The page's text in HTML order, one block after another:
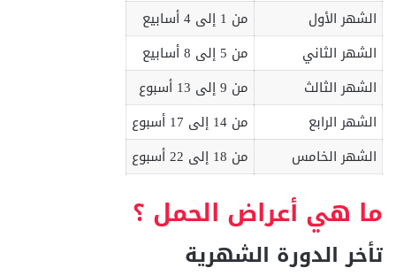
الشهر الأول
من 1 إلى 4 أسابيع
الشهر الثاني
من 5 إلى 8 أسابيع
الشهر الثالث
من 9 إلى 13 أسبوع
الشهر الرابع
من 14 إلى 17 أسبوع
الشهر الخامس
من 18 إلى 22 أسبوع
الشهر السابع
من 28 إلى 31 أسبوع
الشهر الثامن
من 32 إلى 35 أسبوع
ما هي أعراض الحمل ؟
تأخر الدورة الشهرية